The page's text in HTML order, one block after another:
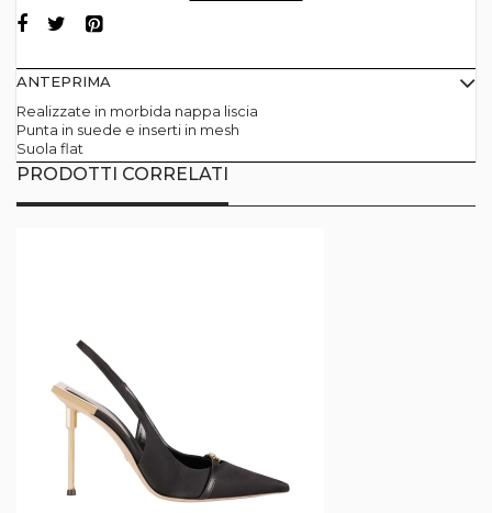
ANTEPRIMA
Realizzate in morbida nappa liscia
Punta in suede e inserti in mesh
Suola flat
PRODOTTI CORRELATI